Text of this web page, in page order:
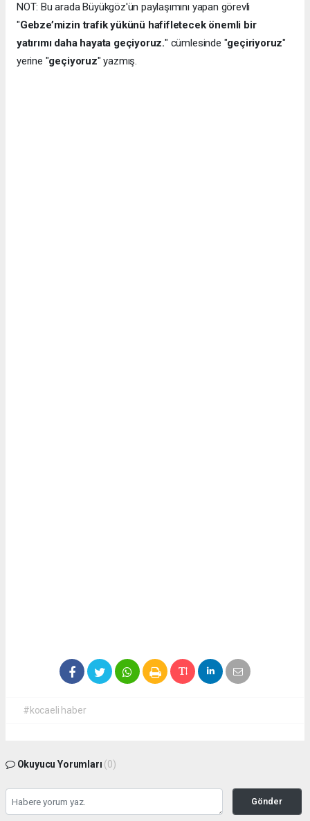
NOT: Bu arada Büyükgöz'ün paylaşımını yapan görevli
"Gebze’mizin trafik yükünü hafifletecek önemli bir
yatırımı daha hayata geçiyoruz." cümlesinde "geçiriyoruz"
yerine "geçiyoruz" yazmış.
#kocaeli haber
Okuyucu Yorumları (0)
Gönder